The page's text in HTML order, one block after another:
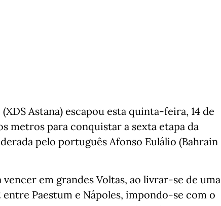
Astana) escapou esta quinta-feira, 14 de
metros para conquistar a sexta etapa da
pelo português Afonso Eulálio (Bahrain
vencer em grandes Voltas, ao livrar-se de uma
Paestum e Nápoles, impondo-se com o